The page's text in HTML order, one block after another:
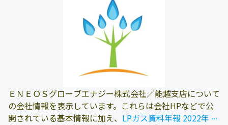
ＥＮＥＯＳグローブエナジー株式会社／能越支店について
の会社情報を表示しています。これらは会社HPなどで公
開されている基本情報に加え、 LPガス資料年報 2022年版
...
...